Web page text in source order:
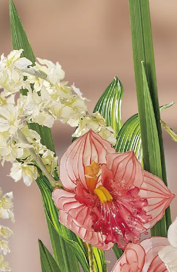
ディップアート協会